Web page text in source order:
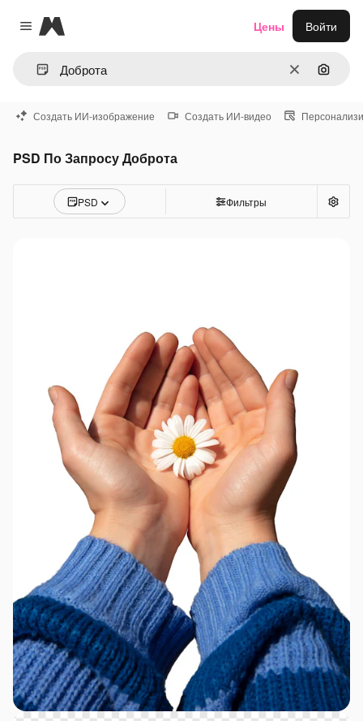
Close menu
Magnific
ОчиститьПоиск
Цены Войти
Создать ИИ-изображение Создать ИИ-видео
PSD По Запросу Доброта
PSD Фильтры